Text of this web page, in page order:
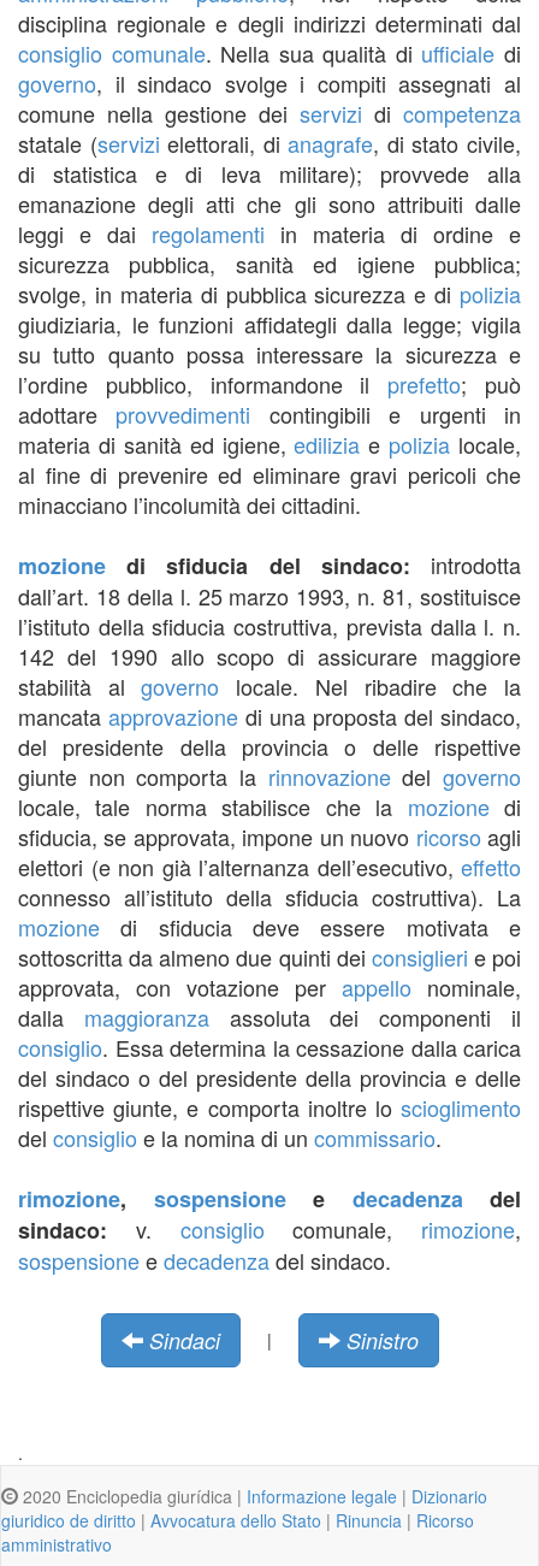
disciplina regionale e degli indirizzi determinati dal
consiglio comunale. Nella sua qualità di ufficiale di
governo, il sindaco svolge i compiti assegnati al
comune nella gestione dei servizi di competenza
statale (servizi elettorali, dianagrafe, di stato civile,
di statistica e di leva militare); provvede alla
emanazione degli atti che gli sono attribuiti dalle
leggi e dai regolamenti in materia di ordine e
sicurezza pubblica, sanità ed igiene pubblica;
svolge, in materia di pubblica sicurezza e di polizia
giudiziaria, le funzioni affidategli dalla legge; vigila
su tutto quanto possa interessare la sicurezza e
l’ordine pubblico, informandone il prefetto; può
adottare provvedimenti contingibili e urgenti in
materia di sanità ed igiene,edilizia e polizia locale,
al fine di prevenire ed eliminare gravi pericoli che
minacciano l’incolumità dei cittadini.
mozione di sfiducia del sindaco: introdotta
dall’art. 18 della l. 25 marzo 1993, n. 81, sostituisce
l’istituto della sfiducia costruttiva, prevista dalla l. n.
142 del 1990 allo scopo di assicurare maggiore
stabilità algoverno locale. Nel ribadire che la
mancata approvazione di una proposta del sindaco,
del presidente della provincia o delle rispettive
giunte non comporta la rinnovazionedelgoverno
locale, tale norma stabilisce che la mozionedi
sfiducia, se approvata, impone un nuovo ricorso agli
elettori (e non già l’alternanza dell’esecutivo, effetto
connesso all’istituto della sfiducia costruttiva). La
mozione di sfiducia deve essere motivata e
sottoscritta da almeno due quinti dei consiglieri e poi
approvata, con votazione per appello nominale,
dalla maggioranzaassoluta dei componenti il
consiglio. Essa determina la cessazione dalla carica
del sindaco o del presidente della provincia e delle
rispettive giunte, e comporta inoltre lo scioglimento
del consiglio e la nomina di un commissario.
rimozione, sospensionee decadenzadel
sindaco: v. consiglio comunale, rimozione,
sospensioneedecadenzadel sindaco.
Sindaci | Sinistro
.
2020 Enciclopedia giurídica | Informazione legale | Dizionario
giuridico de diritto | Avvocatura dello Stato | Rinuncia | Ricorso
amministrativo